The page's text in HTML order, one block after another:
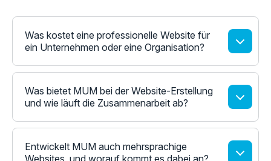
Was kostet eine professionelle Website für
ein Unternehmen oder eine Organisation?
Was bietet MUM bei der Website-Erstellung
und wie läuft die Zusammenarbeit ab?
Entwickelt MUM auch mehrsprachige